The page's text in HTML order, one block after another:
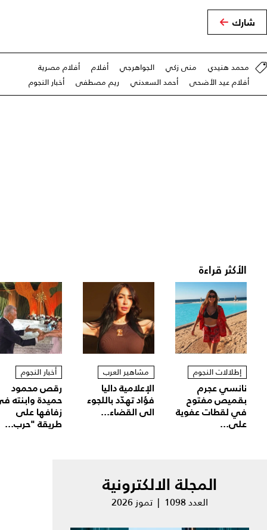
شارك
محمد هنيدي منى زكي الجواهرجي أفلام
أفلام مصرية
أفلام عيد الأضحى
أحمد السعدني ريم مصطفى أخبار النجوم
الأكثر قراءة
إطلالات النجوم
نانسي عجرم
بقميص مفتوح
في لقطات عفوية
على...
مشاهير العرب
الإعلامية داليا
فؤاد تهدّد باللجوء
الى القضاء...
أخبار النجوم
رقص محمود
حميدة وابنته
زفافها على
طريقة "حرب...
المجلة الالكترونية
العدد 1098 | تموز 2026